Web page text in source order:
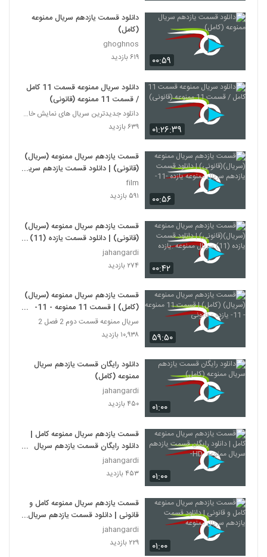
۰۰:۵۹
دانلود قسمت یازدهم سریال ممنوعه
(کامل)
ghoghnos
۶۱۹ بازدید
۰۱:۲۶:۳۹
دانلود سریال ممنوعه قسمت 11 کامل
/ قسمت 11 ممنوعه (قانونی)
دانلود جدیدترین سریال های نمایش خانگی
۶۳۹ بازدید
۰۰:۵۶
قسمت یازدهم سریال ممنوعه (سریال)
(قانونی) | دانلود قسمت یازدهم سریال
ممنوعه یازده -11-
film
۵۹۱ بازدید
۰۰:۴۲
قسمت یازدهم سریال ممنوعه (سریال)
(قانونی) | دانلود قسمت یازده (11)
سریال ممنوعه .یازده
jahangardi
۲۷۴ بازدید
۵۹:۵۰
قسمت یازدهم سریال ممنوعه (سریال)
(کامل) | قسمت 11 ممنوعه - 11-
یازده - قانونی
سریال ممنوعه قسمت دوم 2 فصل 2
۱۰,۹۳۸ بازدید
۰۱:۰۰
دانلود رایگان قسمت یازدهم سریال
ممنوعه (کامل)
jahangardi
۴۵۰ بازدید
۰۱:۰۰
قسمت یازدهم سریال ممنوعه کامل |
دانلود رایگان قسمت یازدهم سریال
ممنوعه -HD-
jahangardi
۴۵۳ بازدید
۰۱:۰۰
قسمت یازدهم سریال ممنوعه کامل و
قانونی | دانلود قسمت یازدهم سریال
ممنوعه
jahangardi
۲۲۹ بازدید